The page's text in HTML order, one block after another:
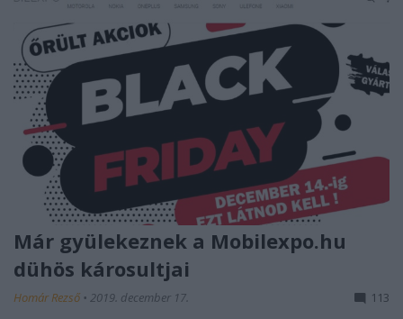
Már gyülekeznek a Mobilexpo.hu
dühös károsultjai
Homár Rezső • 2019. december 17. 113